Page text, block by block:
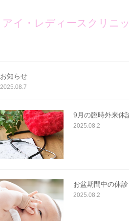
アイ・レディースクリニ
お知らせ
2025.08.7
9月の臨時外来休
2025.08.2
お盆期間中の休
2025.08.2